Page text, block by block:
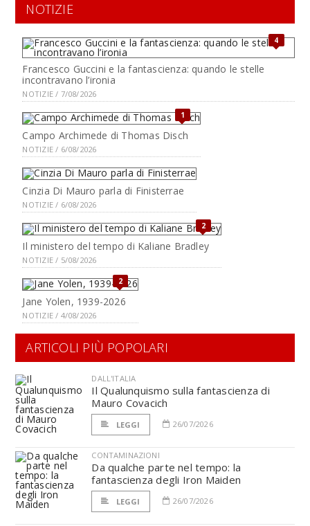
NOTIZIE
4
Francesco Guccini e la fantascienza: quando le stelle
incontravano l’ironia
NOTIZIE / 7/08/2026
1
Campo Archimede di Thomas Disch
NOTIZIE / 6/08/2026
Cinzia Di Mauro parla di Finisterrae
NOTIZIE / 6/08/2026
2
Il ministero del tempo di Kaliane Bradley
NOTIZIE / 5/08/2026
2
Jane Yolen, 1939-2026
NOTIZIE / 4/08/2026
ARTICOLI PIÙ POPOLARI
DALL'ITALIA
Il Qualunquismo sulla fantascienza di
Mauro Covacich
LEGGI 26/07/2026
CONTAMINAZIONI
Da qualche parte nel tempo: la
fantascienza degli Iron Maiden
LEGGI 26/07/2026